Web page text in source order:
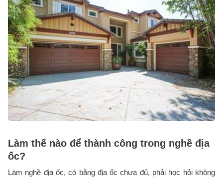
Làm thế nào để thành công trong nghề địa
ốc?
Làm nghề địa ốc, có bằng địa ốc chưa đủ, phải học hỏi không